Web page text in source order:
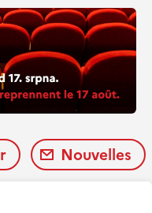
Nouvelles